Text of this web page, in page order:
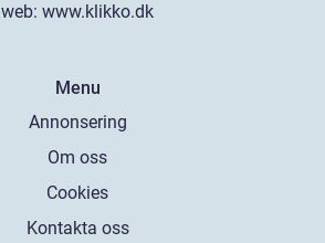
web: www.klikko.dk
Menu
Annonsering
Om oss
Cookies
Kontakta oss